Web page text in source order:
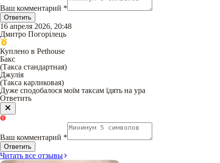
Ваш комментарий *
Ответить
16 апреля 2026, 20:48
Дмитро Погорілець
Куплено в Pethouse
Бакс
(Такса стандартная)
Джулія
(Такса карликовая)
Дуже сподобалося моїм таксам їдять на ура
Ответить
Ваш комментарий *
Ответить
Читать все отзывы